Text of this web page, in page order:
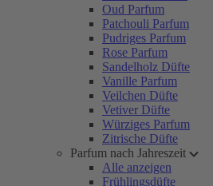
Oud Parfum
Patchouli Parfum
Pudriges Parfum
Rose Parfum
Sandelholz Düfte
Vanille Parfum
Veilchen Düfte
Vetiver Düfte
Würziges Parfum
Zitrische Düfte
Parfum nach Jahreszeit
Alle anzeigen
Frühlingsdüfte